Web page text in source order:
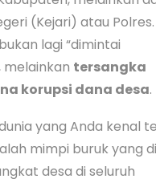
(Kejari) atau Polres.
lagi “dimintai
melainkan tersangka
korupsi dana desa.
yang Anda kenal
mimpi buruk yang
desa di seluruh